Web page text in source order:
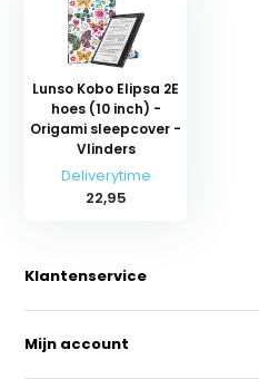
Lunso Kobo Elipsa 2E
hoes (10 inch) -
Origami sleepcover -
Vlinders
Deliverytime
22,95
Klantenservice
Mijn account